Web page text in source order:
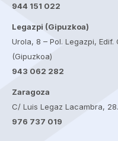
944 151 022
Legazpi (Gipuzkoa)
Urola, 8 – Pol. Legazpi,
(Gipuzkoa)
943 062 282
Zaragoza
C/ Luis Legaz Lacambra,
976 737 019